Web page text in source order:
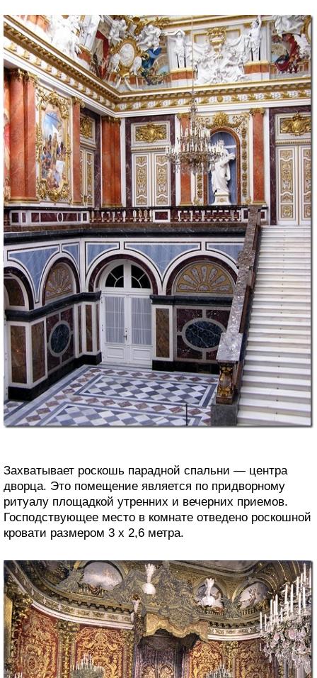
Захватывает роскошь парадной спальни — центра
дворца. Это помещение является по придворному
ритуалу площадкой утренних и вечерних приемов.
Господствующее место в комнате отведено роскошной
кровати размером 3 х 2,6 метра.